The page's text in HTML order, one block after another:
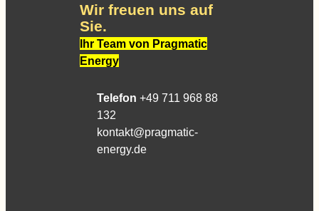
Wir freuen uns auf
Sie.
Ihr Team von Pragmatic
Energy
Telefon +49 711 968 88
132
kontakt@pragmatic-
energy.de